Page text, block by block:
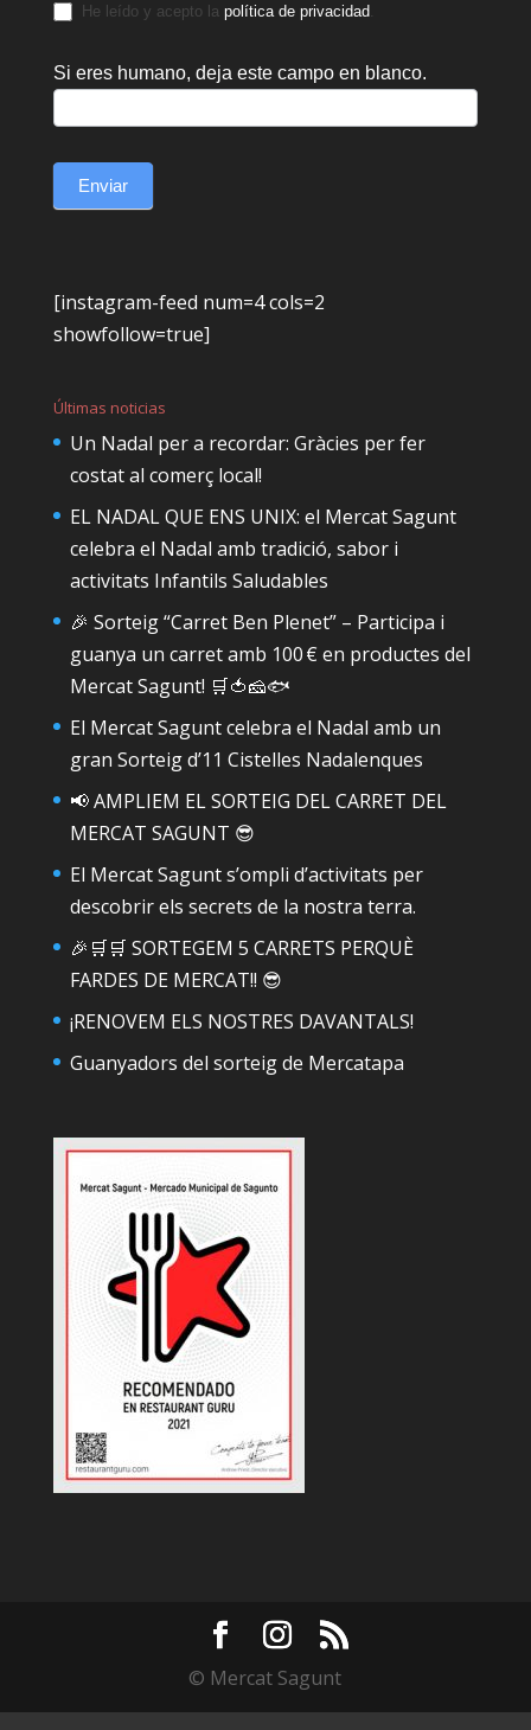
He leído y acepto la política de privacidad.
Si eres humano, deja este campo en blanco.
Enviar
[instagram-feed num=4 cols=2
showfollow=true]
Últimas noticias
Un Nadal per a recordar: Gràcies per fer
costat al comerç local!
EL NADAL QUE ENS UNIX: el Mercat Sagunt
celebra el Nadal amb tradició, sabor i
activitats Infantils Saludables
🎉 Sorteig “Carret Ben Plenet” – Participa i
guanya un carret amb 100 € en productes del
Mercat Sagunt! 🛒🍅🧀🐟
El Mercat Sagunt celebra el Nadal amb un
gran Sorteig d’11 Cistelles Nadalenques
📢 AMPLIEM EL SORTEIG DEL CARRET DEL
MERCAT SAGUNT 😎
El Mercat Sagunt s’ompli d’activitats per
descobrir els secrets de la nostra terra.
🎉🛒🛒 SORTEGEM 5 CARRETS PERQUÈ
FARDES DE MERCAT!! 😎
¡RENOVEM ELS NOSTRES DAVANTALS!
Guanyadors del sorteig de Mercatapa
© Mercat Sagunt